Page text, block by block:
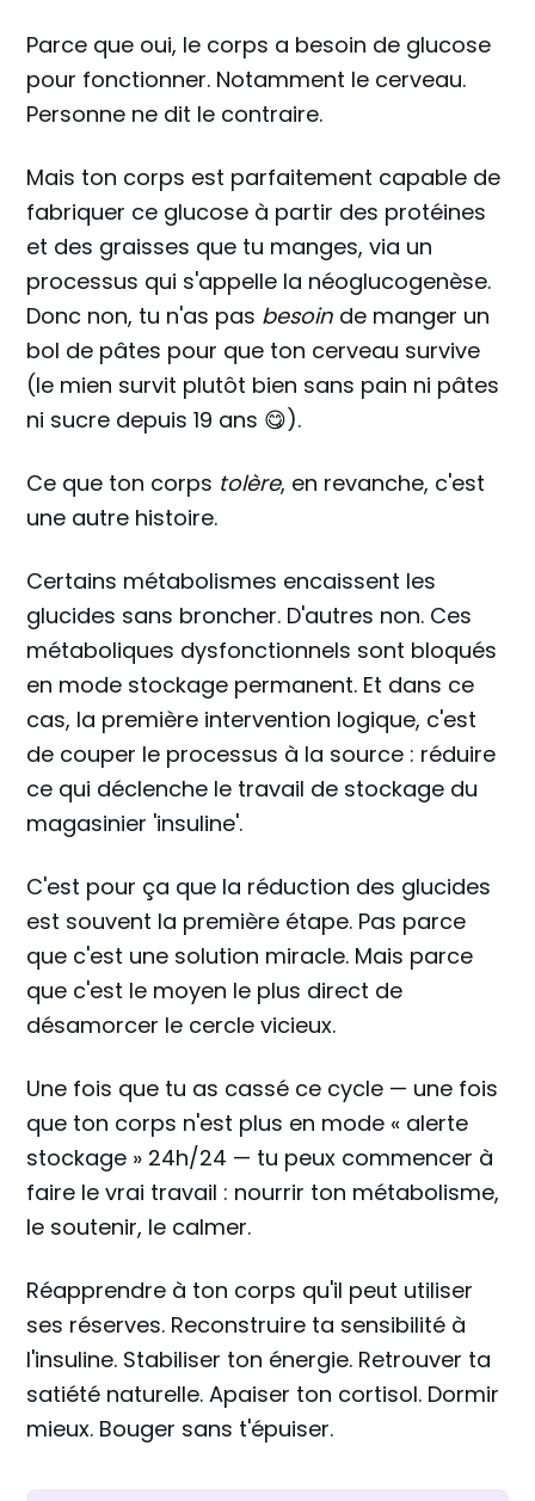
Parce que oui, le corps a besoin de glucose
pour fonctionner. Notamment le cerveau.
Personne ne dit le contraire.
Mais ton corps est parfaitement capable de
fabriquer ce glucose à partir des protéines
et des graisses que tu manges, via un
processus qui s'appelle la néoglucogenèse.
Donc non, tu n'as pas besoin de manger un
bol de pâtes pour que ton cerveau survive
(le mien survit plutôt bien sans pain ni pâtes
ni sucre depuis 19 ans 😋).
Ce que ton corps tolère, en revanche, c'est
une autre histoire.
Certains métabolismes encaissent les
glucides sans broncher. D'autres non. Ces
métaboliques dysfonctionnels sont bloqués
en mode stockage permanent. Et dans ce
cas, la première intervention logique, c'est
de couper le processus à la source : réduire
ce qui déclenche le travail de stockage du
magasinier 'insuline'.
C'est pour ça que la réduction des glucides
est souvent la première étape. Pas parce
que c'est une solution miracle. Mais parce
que c'est le moyen le plus direct de
désamorcer le cercle vicieux.
Une fois que tu as cassé ce cycle — une fois
que ton corps n'est plus en mode « alerte
stockage » 24h/24 — tu peux commencer à
faire le vrai travail : nourrir ton métabolisme,
le soutenir, le calmer.
Réapprendre à ton corps qu'il peut utiliser
ses réserves. Reconstruire ta sensibilité à
l'insuline. Stabiliser ton énergie. Retrouver ta
satiété naturelle. Apaiser ton cortisol. Dormir
mieux. Bouger sans t'épuiser.